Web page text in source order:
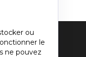
ou
le
ne pouvez